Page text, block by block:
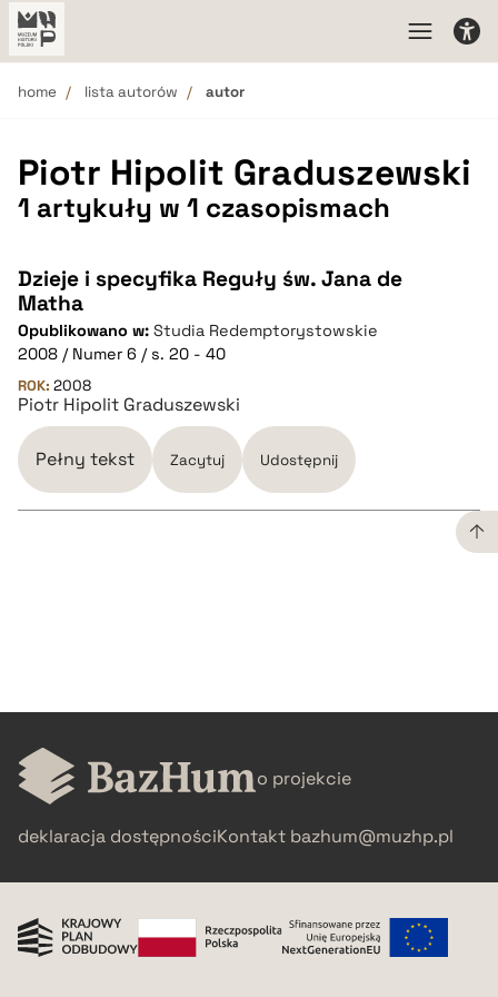
home lista autorów autor
Piotr Hipolit Graduszewski
1 artykuły w 1 czasopismach
Dzieje i specyfika Reguły św. Jana de
Matha
Opublikowano w: Studia Redemptorystowskie
2008 / Numer 6 / s. 20 - 40
ROK: 2008
Piotr Hipolit Graduszewski
Pełny tekst Zacytuj Udostępnij
BIBTEX
pobierz cytat o projekcie
deklaracja dostępnościKontakt bazhum@muzhp.pl